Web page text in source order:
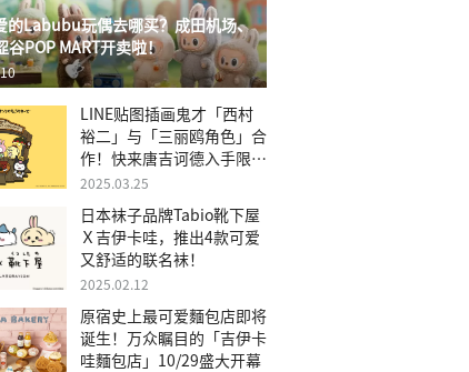
的Labubu玩偶去哪买？成田机场、
谷POP MART开卖啦！
LINE贴图插画鬼才「西村
裕二」与「三丽鸥角色」合
作！快来唐吉诃德入手限量
商品
2025.03.25
日本袜子品牌Tabio靴下屋
Ｘ吉伊卡哇，推出4款可爱
又舒适的联名袜！
2025.02.12
原宿史上最可爱麵包店即将
诞生！万众瞩目的「吉伊卡
哇麵包店」10/29盛大开幕